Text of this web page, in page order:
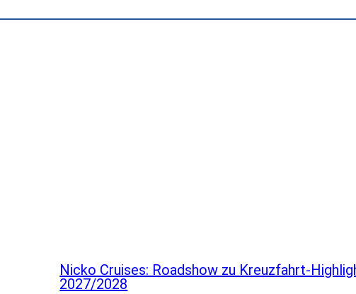
Nicko Cruises: Roadshow zu Kreuzfahrt-
2027/2028